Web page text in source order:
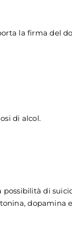
la firma del
di alcol.
possibilità di
dopamina e